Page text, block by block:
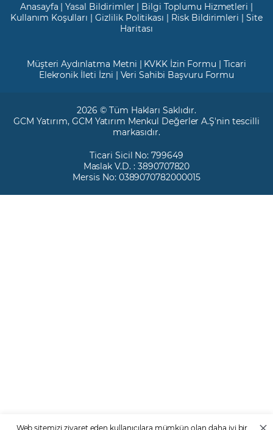
Anasayfa |Yasal Bildirimler | Bilgi Toplumu Hizmetleri |
Kullanım Koşulları |Gizlilik Politikası | Risk Bildirimleri |Site
Haritası
Müşteri Aydınlatma Metni | KVKK İzin Formu | Ticari
Elekronik İleti İzni | Veri Sahibi Başvuru Formu
2026 © Tüm Hakları Saklıdır.
GCM Yatırım, GCM Yatırım Menkul Değerler A.Ş'nin tescilli
markasıdır.
Ticari Sicil No: 799649
Maslak V.D. : 3890707820
Mersis No: 0389070782000015
Web sitemizi ziyaret eden kullanıcılara mümkün olan daha iyi bir